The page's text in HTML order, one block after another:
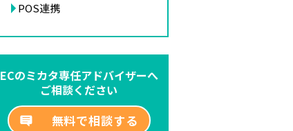
POS連携
ECのミカタ専任アドバイザーへ
ご相談ください
無料で相談する